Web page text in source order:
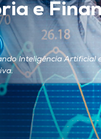
e
Inteligência Artificial